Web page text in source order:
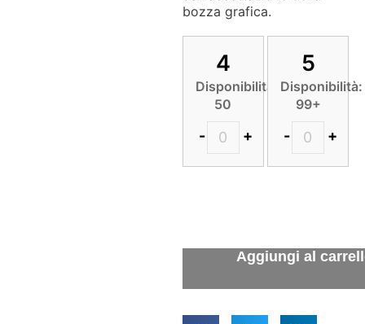
bozza grafica.
4
Disponibilità:
50
- +
5
Disponibilità:
99+
- +